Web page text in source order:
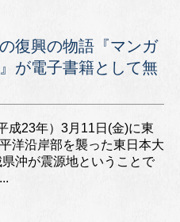
復興の物語『マンガ
が電子書籍として無
成23年）3月11日(金)に東
洋沿岸部を襲った東日本大
沖が震源地ということで